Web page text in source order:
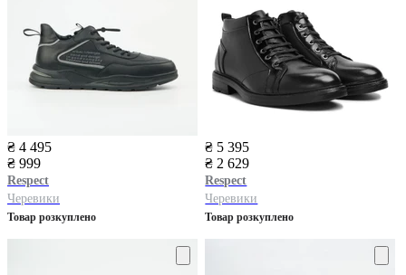
₴ 4 495
₴ 999
Respect
Черевики
Товар розкуплено
₴ 5 395
₴ 2 629
Respect
Черевики
Товар розкуплено